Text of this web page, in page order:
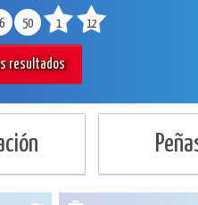
50 1 12
resultados